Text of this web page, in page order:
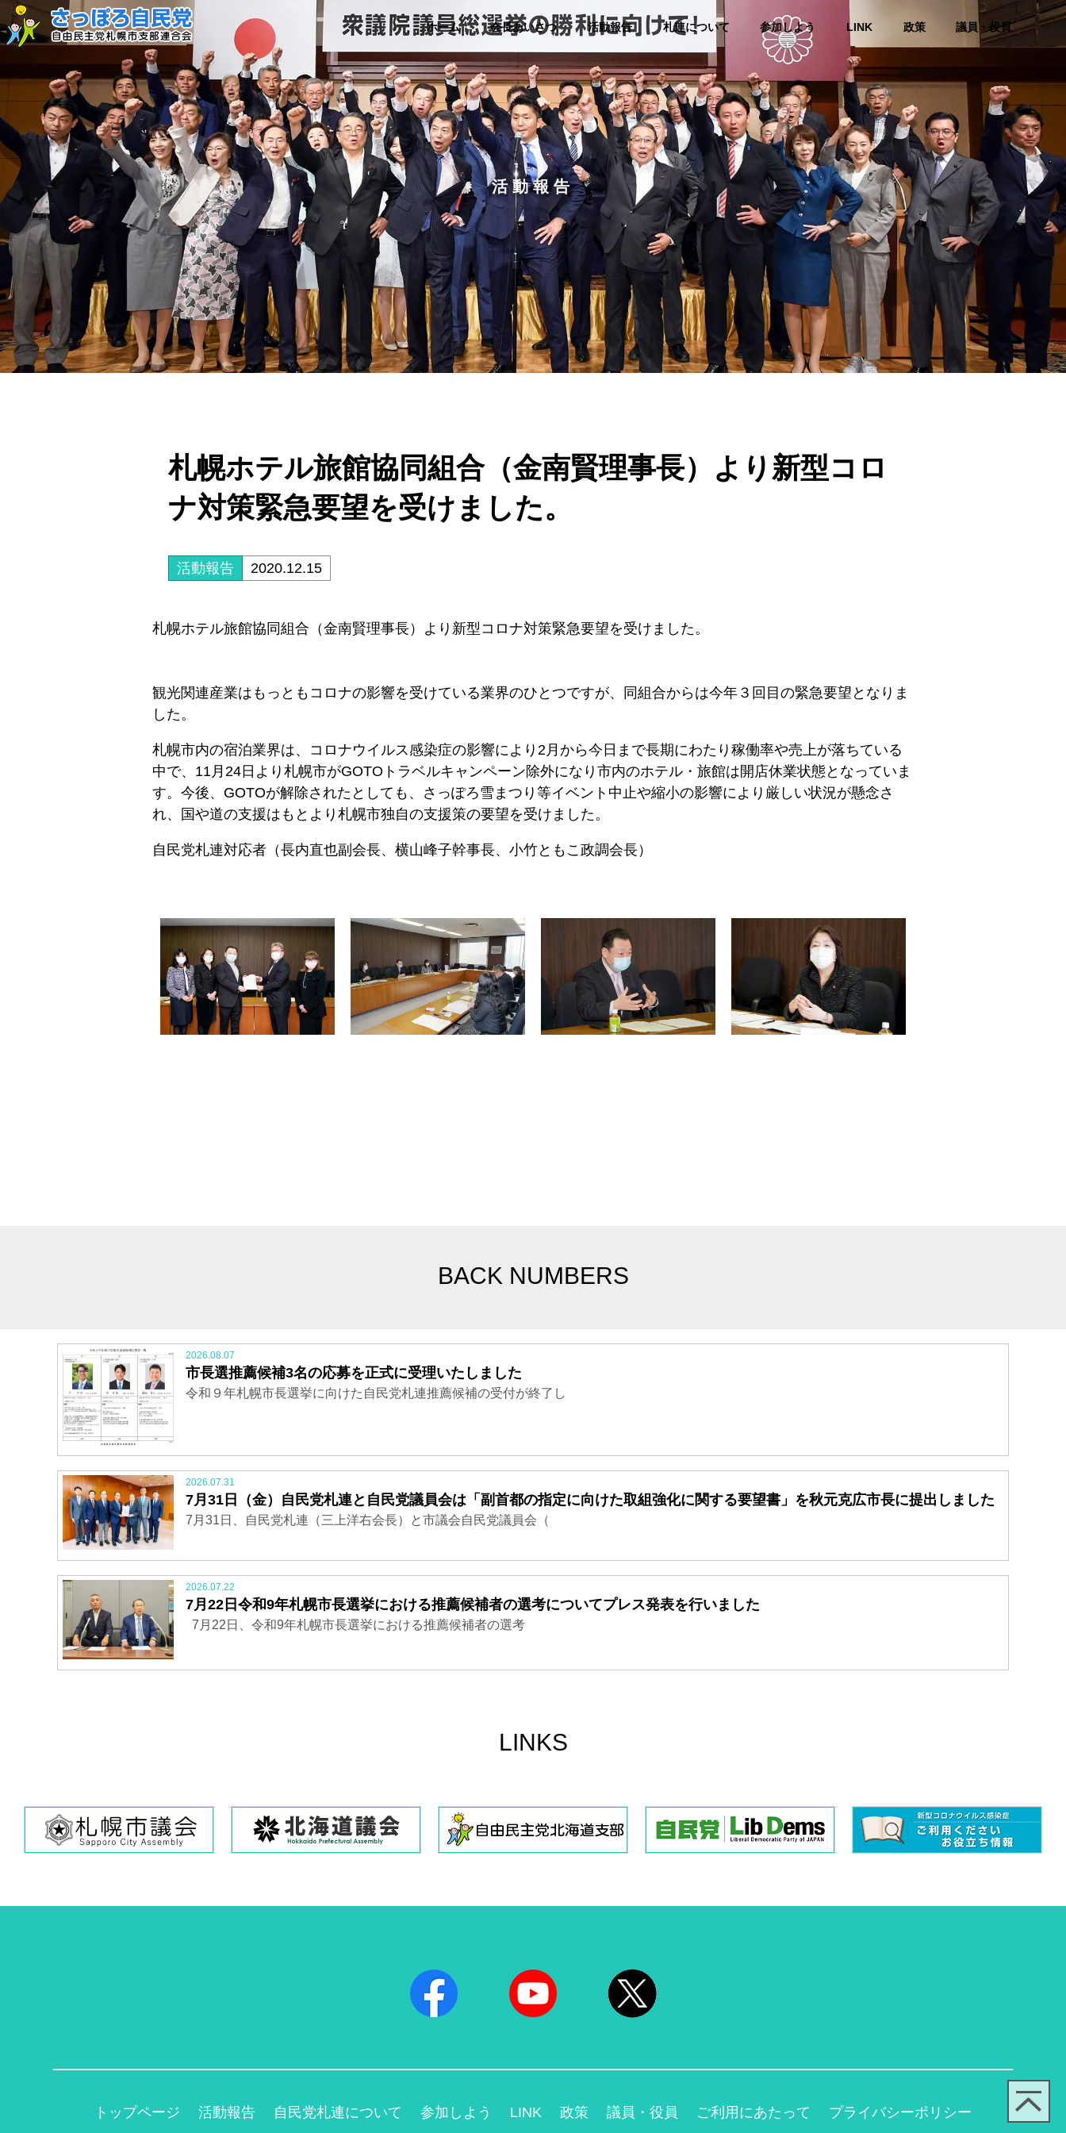
議員・役員
政策
LINK
参加しよう
札連について
活動報告
会長あいさつ
ホーム
活動報告
札幌ホテル旅館協同組合（金南賢理事長）より新型コロ
ナ対策緊急要望を受けました。
活動報告 2020.12.15
札幌ホテル旅館協同組合（金南賢理事長）より新型コロナ対策緊急要望を受けました。
観光関連産業はもっともコロナの影響を受けている業界のひとつですが、同組合からは今年３回目の緊急要望となりま
した。
札幌市内の宿泊業界は、コロナウイルス感染症の影響により2月から今日まで長期にわたり稼働率や売上が落ちている
中で、11月24日より札幌市がGOTOトラベルキャンペーン除外になり市内のホテル・旅館は開店休業状態となっていま
す。今後、GOTOが解除されたとしても、さっぽろ雪まつり等イベント中止や縮小の影響により厳しい状況が懸念さ
れ、国や道の支援はもとより札幌市独自の支援策の要望を受けました。
自民党札連対応者（長内直也副会長、横山峰子幹事長、小竹ともこ政調会長）
BACK NUMBERS
2026.08.07
市長選推薦候補3名の応募を正式に受理いたしました
令和９年札幌市長選挙に向けた自民党札連推薦候補の受付が終了し
2026.07.31
7月31日（金）自民党札連と自民党議員会は「副首都の指定に向けた取組強化に関する要望書」を秋元克広市長に提出しました
7月31日、自民党札連（三上洋右会長）と市議会自民党議員会（
2026.07.22
7月22日令和9年札幌市長選挙における推薦候補者の選考についてプレス発表を行いました
7月22日、令和9年札幌市長選挙における推薦候補者の選考
LINKS
トップページ 活動報告 自民党札連について 参加しよう LINK 政策 議員・役員 ご利用にあたって プライバシーポリシー